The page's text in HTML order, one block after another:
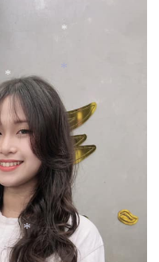
* *